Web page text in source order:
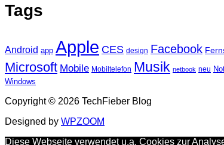
Tags
Android app Apple CES design Facebook
Microsoft Mobile Mobiltelefon Musik netbook neu
Windows
Copyright © 2026 TechFieber Blog
Designed by WPZOOM
Diese Webseite verwendet u.a. Cookies zur